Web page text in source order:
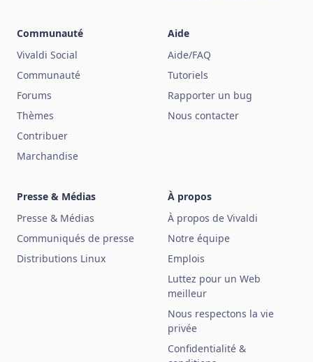
Communauté
Vivaldi Social
Communauté
Forums
Thèmes
Contribuer
Marchandise
Aide
Aide/FAQ
Tutoriels
Rapporter un bug
Nous contacter
Presse & Médias
Presse & Médias
Communiqués de presse
Distributions Linux
À propos
À propos de Vivaldi
Notre équipe
Emplois
Luttez pour un Web
meilleur
Nous respectons la vie
privée
Confidentialité &